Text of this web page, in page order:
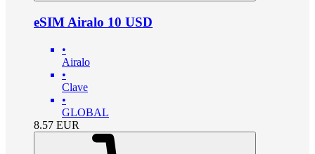
eSIM Airalo 10 USD
•
Airalo
•
Clave
•
GLOBAL
8.57 EUR